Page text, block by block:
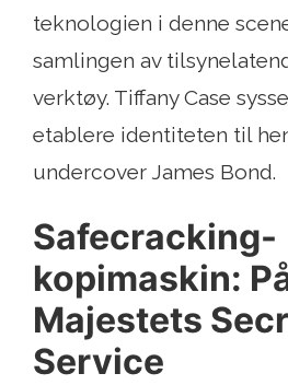
teknologien i denne
samlingen av
verktøy. Tiffany Case
etablere identiteten til
undercover James Bond.
Safecracking-
kopimaskin:
Majestets
Service